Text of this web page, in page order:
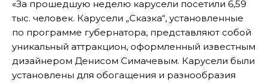
«За прошедшую неделю карусели посетили 6,59
тыс. человек. Карусели „Сказка“, установленные
по программе губернатора, представляют собой
уникальный аттракцион, оформленный известным
дизайнером Денисом Симачевым. Карусели были
установлены для обогащения и разнообразия